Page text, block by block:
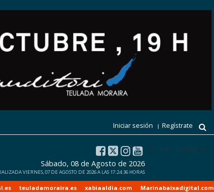
Iniciar sesión Regístrate
El tiempo - Tutiempo.net
Sábado, 08 de Agosto de 2026
VIERNES, 07 DE AGOSTO DE 2026 A LAS 17:24:36 HORAS
teuladamoraira.es xabiaaldia.com Marinabaixadigital.com